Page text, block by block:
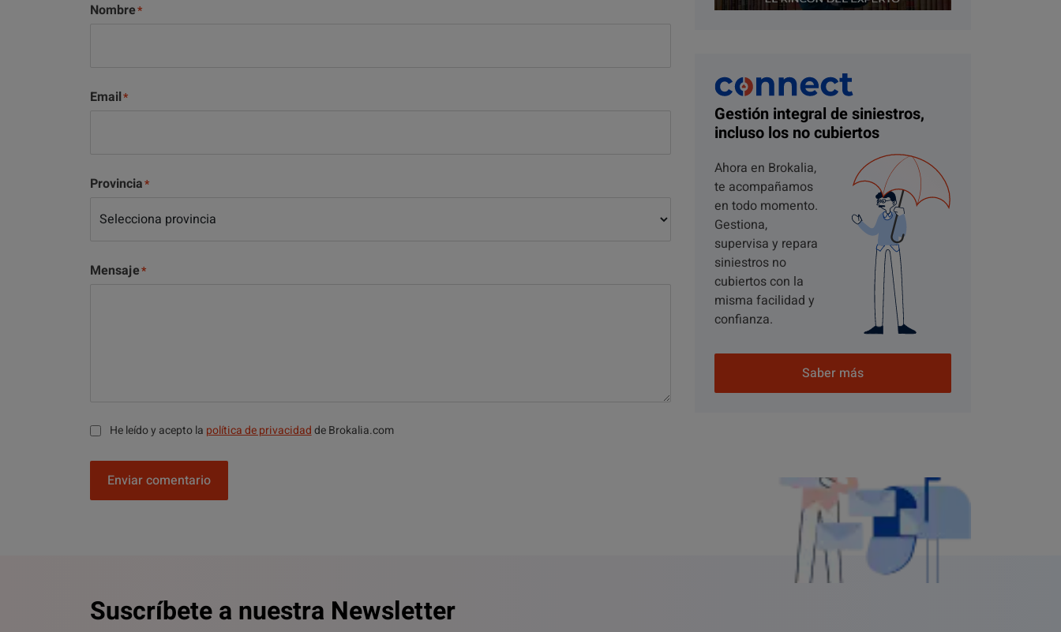
Nombre
Email
Provincia
Mensaje
He leído y acepto la política de privacidadde Brokalia.com
Enviar comentario
Gestión integral de siniestros,
incluso los no cubiertos
Ahora en Brokalia,
te acompañamos
en todo momento.
Gestiona,
supervisa y repara
siniestros no
cubiertos con la
misma facilidad y
confianza.
Saber más
Suscríbete a nuestra Newsletter